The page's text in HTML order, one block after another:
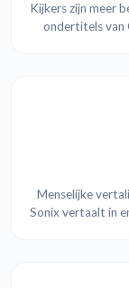
Kijkers zijn meer
ondertitels van
Menselijke
Sonix vertaalt in